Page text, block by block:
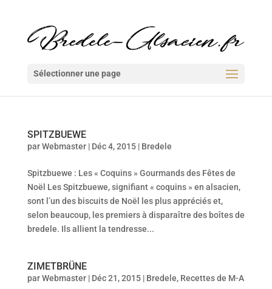
Sélectionner une page
SPITZBUEWE
parWebmaster| Déc 4, 2015| Bredele
Spitzbuewe : Les « Coquins » Gourmands des Fêtes de
Noël Les Spitzbuewe, signifiant « coquins » en alsacien,
sont l’un des biscuits de Noël les plus appréciés et,
selon beaucoup, les premiers à disparaître des boîtes de
bredele. Ils allient la tendresse...
ZIMETBRÜNE
parWebmaster| Déc 21, 2015| Bredele, Recettes de M-A